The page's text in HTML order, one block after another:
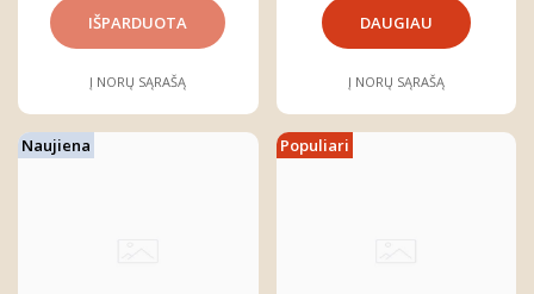
Į NORŲ SĄRAŠĄ
DAUGIAU
Į NORŲ SĄRAŠĄ
Naujiena Populiari